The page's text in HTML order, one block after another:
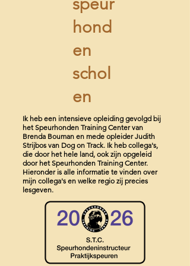
hond
en
schol
en
Ik heb een intensieve opleiding gevolgd bij
het Speurhonden Training Center van
Brenda Bouman en mede opleider Judith
Strijbos van Dog on Track. Ik heb collega's,
die door het hele land, ook zijn opgeleid
door het Speurhonden Training Center.
Hieronder is alle informatie te vinden over
mijn collega's en welke regio zij precies
lesgeven.